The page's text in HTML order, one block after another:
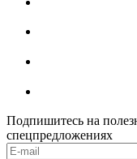
Подпишитесь на
спецпредложениях